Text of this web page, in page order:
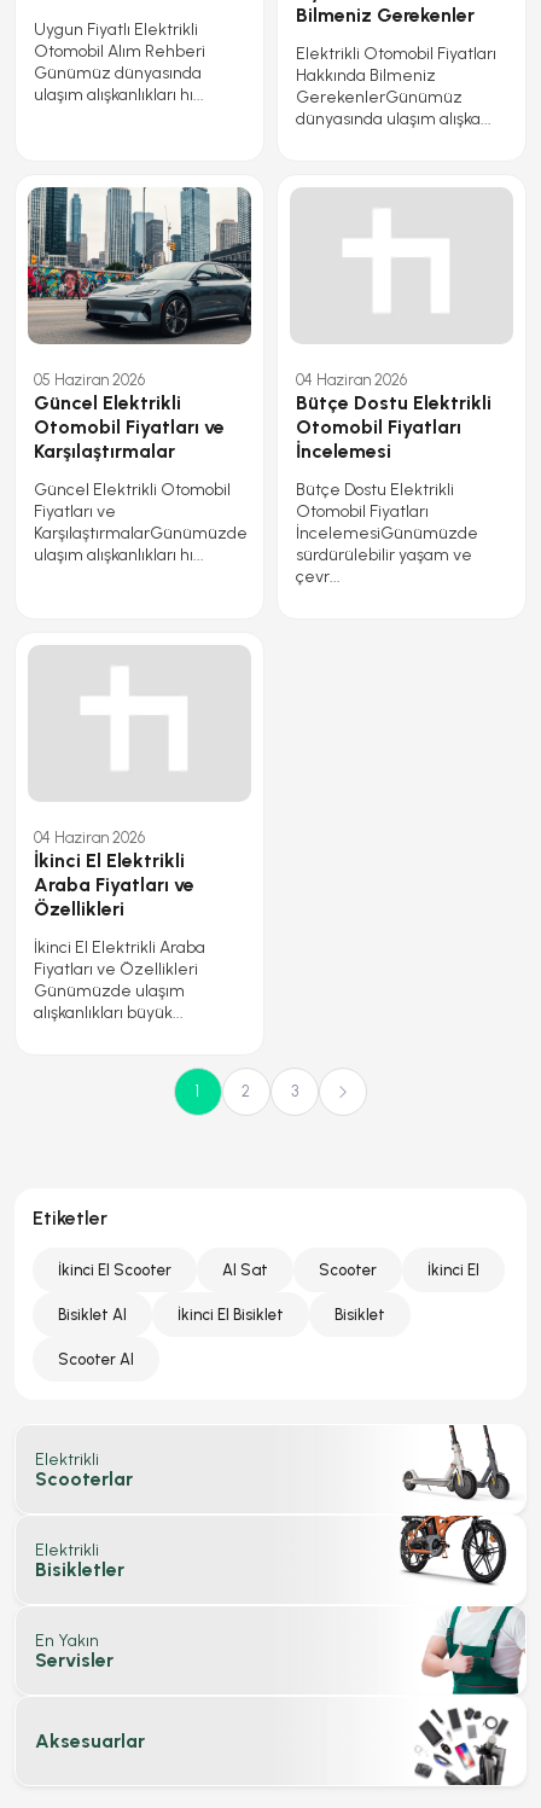
Uygun Fiyatlı Elektrikli
Otomobil Alım Rehberi
Günümüz dünyasında
ulaşım alışkanlıkları hı...
Bilmeniz Gerekenler
Elektrikli Otomobil Fiyatları
Hakkında Bilmeniz
GerekenlerGünümüz
dünyasında ulaşım alışka...
05 Haziran 2026
Güncel Elektrikli
Otomobil Fiyatları ve
Karşılaştırmalar
Güncel Elektrikli Otomobil
Fiyatları ve
KarşılaştırmalarGünümüzde
ulaşım alışkanlıkları hı...
04 Haziran 2026
Bütçe Dostu Elektrikli
Otomobil Fiyatları
İncelemesi
Bütçe Dostu Elektrikli
Otomobil Fiyatları
İncelemesiGünümüzde
sürdürülebilir yaşam ve
çevr...
04 Haziran 2026
İkinci El Elektrikli
Araba Fiyatları ve
Özellikleri
İkinci El Elektrikli Araba
Fiyatları ve Özellikleri
Günümüzde ulaşım
alışkanlıkları büyük...
1 2 3
Etiketler
İkinci El Scooter Al Sat Scooter İkinci El
Bisiklet Al İkinci El Bisiklet Bisiklet
Scooter Al
Elektrikli
Scooterlar
Elektrikli
Bisikletler
En Yakın
Servisler
Aksesuarlar